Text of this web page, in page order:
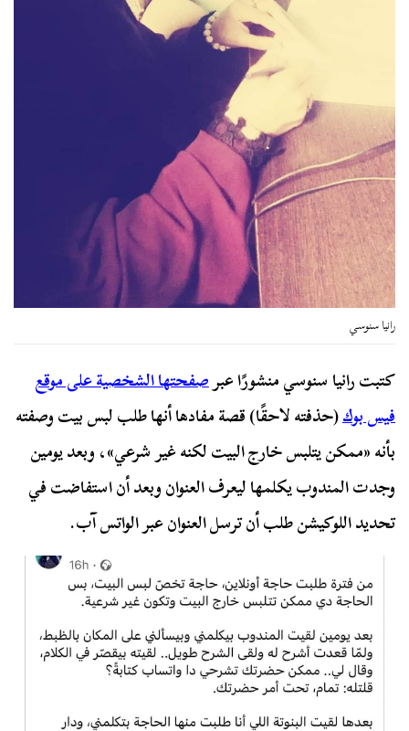
رانيا سنوسي
كتبت رانيا سنوسي منشورًا عبرصفحتها الشخصية على موقع
فيس بوك(حذفته لاحقًا) قصة مفادها أنها طلب لبس بيت وصفته
بأنه «ممكن يتلبس خارج البيت لكنه غير شرعي»، وبعد يومين
وجدت المندوب يكلمها ليعرف العنوان وبعد أن استفاضت في
تحديد اللوكيشن طلب أن ترسل العنوان عبر الواتس آب.